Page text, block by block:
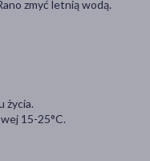
zmyć letnią wodą.
życia.
15-25°C.